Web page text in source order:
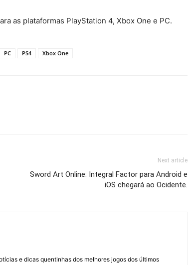
as plataformas PlayStation 4, Xbox One e PC.
PC PS4 Xbox One
Next article
Sword Art Online: Integral Factor para Android e
iOS chegará ao Ocidente.
e dicas quentinhas dos melhores jogos dos últimos